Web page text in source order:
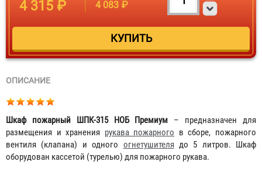
4 315 ₽ 4 083 ₽
ОПИСАНИЕ
Шкаф пожарный ШПК-315 НОБ Премиум – предназначен для
размещения и хранения рукава пожарного в сборе, пожарного
вентиля (клапана) и одного огнетушителядо 5 литров. Шкаф
оборудован кассетой (турелью) для пожарного рукава.